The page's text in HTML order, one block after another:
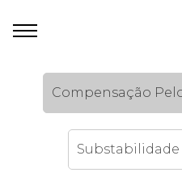
Compensação
Substabilidade